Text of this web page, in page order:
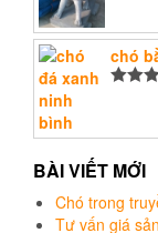
hạng
sao
chó
BÀI VIẾT MỚI
Chó trong
Tư vấn giá